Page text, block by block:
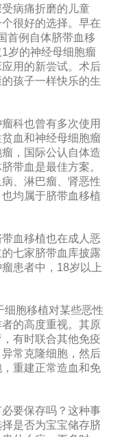
病痛折磨的儿童
很好的选择。早在
首例自体脐带血移
岁的神经母细胞瘤
用的新尝试。术后
孩子一样快乐的生
科也曾有多次使用
血和神经母细胞瘤
，国际公认自体造
带血是最佳方案。
、淋巴瘤、肾恶性
均属于脐带血移植
血移植也在成人恶
七家脐带血库披露
患者中，18岁以上
细胞移植对某些恶性
的高度重视。其原
有时联合其他免疫
常克隆细胞，然后
重建正常造血和免
要保存吗？这种事
是否为宝宝储存脐